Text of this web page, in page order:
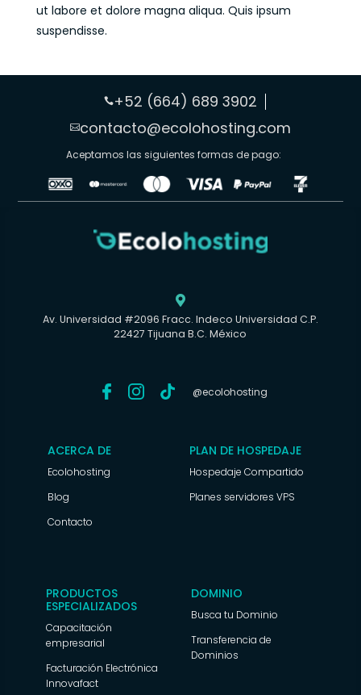
ut labore et dolore magna aliqua. Quis ipsum
suspendisse.
+52 (664) 689 3902
contacto@ecolohosting.com
Aceptamos las siguientes formas de pago:

Av. Universidad #2096 Fracc. Indeco Universidad C.P.
22427 Tijuana B.C. México
@ecolohosting
ACERCA DE
Ecolohosting
Blog
Contacto
PLAN DE HOSPEDAJE
Hospedaje Compartido
Planes servidores VPS
PRODUCTOS
ESPECIALIZADOS
Capacitación
empresarial
Facturación Electrónica
Innovafact
DOMINIO
Busca tu Dominio
Transferencia de
Dominios